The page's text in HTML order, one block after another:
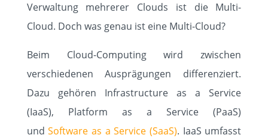
SOLUTIONS
ABOUT
STANDORTE
KUNDEN
Verwaltung mehrerer Clouds ist die Multi-
Cloud. Doch was genau ist eine Multi-Cloud?
Beim Cloud-Computing wird zwischen
verschiedenen Ausprägungen differenziert.
Dazu gehören Infrastructure as a Service
(IaaS), Platform as a Service (PaaS)
und Software as a Service (SaaS). IaaS umfasst